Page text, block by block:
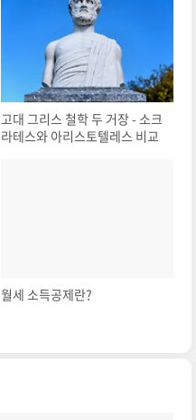
고대 그리스 철학 두 거장 - 소크
라테스와 아리스토텔레스 비교
월세 소득공제란?